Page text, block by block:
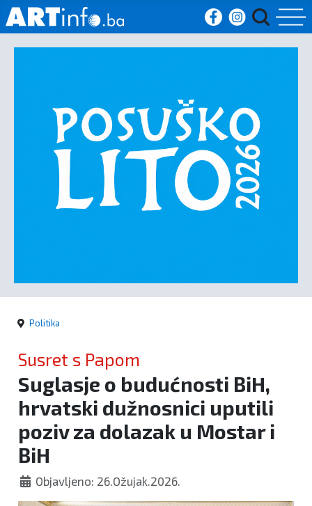
Sport
Kultura
Crna
Politika
Susret s Papom
Suglasje o budućnosti BiH,
hrvatski dužnosnici uputili
poziv za dolazak u Mostar i
BiH
Objavljeno: 26.Ožujak.2026.